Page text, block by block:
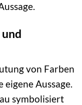
von Farben
Aussage.
symbolisiert